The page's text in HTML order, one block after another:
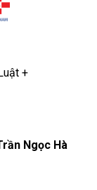
+
Ngọc Hà